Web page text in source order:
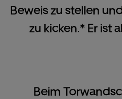
Beweis zu stellen
zu kicken.* Er ist
Beim